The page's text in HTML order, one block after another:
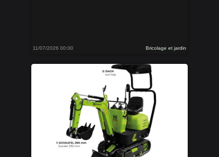
11/07/2026 00:00 Bricolage et jardin